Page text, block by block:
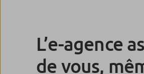
L’e-agence
de vous,